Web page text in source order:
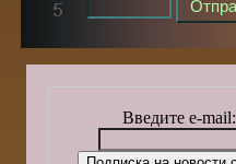
Введите e-mail: